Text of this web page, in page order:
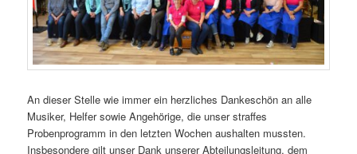
An dieser Stelle wie immer ein herzliches Dankeschön an alle
Musiker, Helfer sowie Angehörige, die unser straffes
Probenprogramm in den letzten Wochen aushalten mussten.
Insbesondere gilt unser Dank unserer Abteilungsleitung, dem